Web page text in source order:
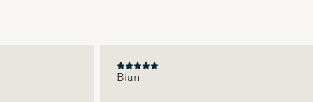
Bian